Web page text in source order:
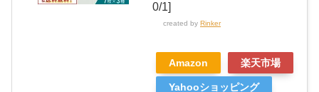
0/1]
created by Rinker
Amazon 楽天市場
Yahooショッピング